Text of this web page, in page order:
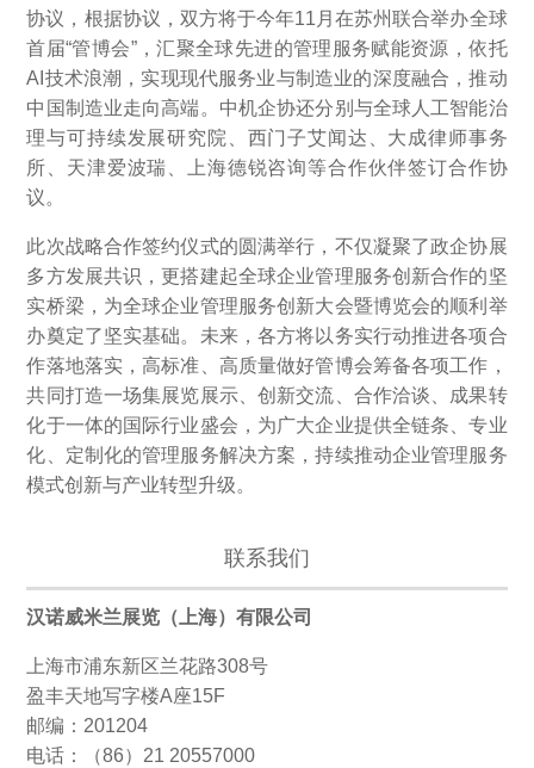
协议，根据协议，双方将于今年11月在苏州联合举办全球
首届“管博会”，汇聚全球先进的管理服务赋能资源，依托
AI技术浪潮，实现现代服务业与制造业的深度融合，推动
中国制造业走向高端。中机企协还分别与全球人工智能治
理与可持续发展研究院、西门子艾闻达、大成律师事务
所、天津爱波瑞、上海德锐咨询等合作伙伴签订合作协
议。
此次战略合作签约仪式的圆满举行，不仅凝聚了政企协展
多方发展共识，更搭建起全球企业管理服务创新合作的坚
实桥梁，为全球企业管理服务创新大会暨博览会的顺利举
办奠定了坚实基础。未来，各方将以务实行动推进各项合
作落地落实，高标准、高质量做好管博会筹备各项工作，
共同打造一场集展览展示、创新交流、合作洽谈、成果转
化于一体的国际行业盛会，为广大企业提供全链条、专业
化、定制化的管理服务解决方案，持续推动企业管理服务
模式创新与产业转型升级。
联系我们
汉诺威米兰展览（上海）有限公司
上海市浦东新区兰花路308号
盈丰天地写字楼A座15F
邮编：201204
电话：（86）21 20557000